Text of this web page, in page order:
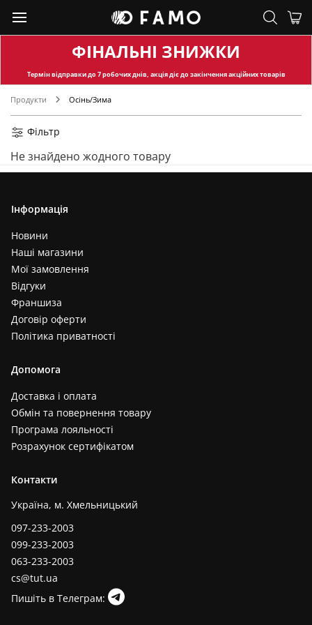
ФІНАЛЬНІ ЗНИЖКИ
Термін відправкидо 7 робочих днів, акція діє до закінчення акційних товарів
Продукти Осінь/Зима
Фільтр
Не знайдено жодного товару
Інформація
Новини
Наші магазини
Мої замовлення
Відгуки
Франшиза
Договір оферти
Політика приватності
Допомога
Доставка і оплата
Обмін та повернення товару
Програма лояльності
Розрахунок сертифікатом
Контакти
Україна, м. Хмельницький
097-233-2003
099-233-2003
063-233-2003
cs@tut.ua
Пишіть в Телеграм: